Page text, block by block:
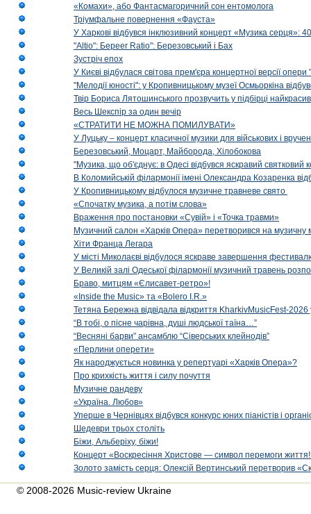
«Комахи», або Фантасмагоричний сон ентомолога
Тріумфальне повернення «Фауста»
У Харкові відбувся інклюзивний концерт «Музика серця»:
"Altio": Береer Ratio": Березовський і Бах
Зустріч епох
У Києві відбулася світова прем'єра концертної версії
"Мелодії юності": у Кропивницькому музеї Осмьоркіна
Твір Бориса Лятошинського прозвучить у підбірці
Весь Шекспір за один вечір
«СТРАТИТИ НЕ МОЖНА ПОМИЛУВАТИ»
У Луцьку – концерт класичної музики для військових і
Березовський, Моцарт, Майборода, Хілобокова
"Музика, що об'єднує: в Одесі відбувся яскравий
В Коломийській філармонії імені Олександра Козаренка
У Кропивницькому відбулося музичне травневе свято
«Спочатку музика, а потім слова»
Враження про постановки «Сувій» і «Точка травми»
Музичний салон «Харків Опера» перетворився на музичну
Хіти Франца Легара
У місті Миколаєві відбулося яскраве завершення
У Великій залі Одеської філармонії музичний травень
Браво, митцям «Єлисавет-ретро»!
«Inside the Music» та «Bolero I.R.»
Тетяна Бережна відвідала відкриття KharkivMusicFest-2026
“В тобі, о пісне чарівна, душі людської таїна…”
“Весняні барви” ансамблю “Сіверських клейнодів”
«Перлини оперети»
Як народжується новинка у репертуарі «Харків Опера»?
Про крихкість життя і силу почуття
Музичне рандеву
«Україна. Любов»
Уперше в Чернівцях відбувся конкурс юних піаністів і
Шедеври трьох століть
Біжи, Альберіху, біжи!
Концерт «Воскресіння Христове — символ перемоги
Золото замість серця: Олексій Вертинський перетворив
© 2008-2026 Music-review Ukraine